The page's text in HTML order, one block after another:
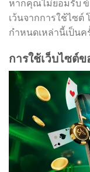
หากคุณไม่ยอมรับ ข้
เว้นจากการใช้ไซต์
กำหนดเหล่านี้เป็นค
การใช้เว็บไซต์ข